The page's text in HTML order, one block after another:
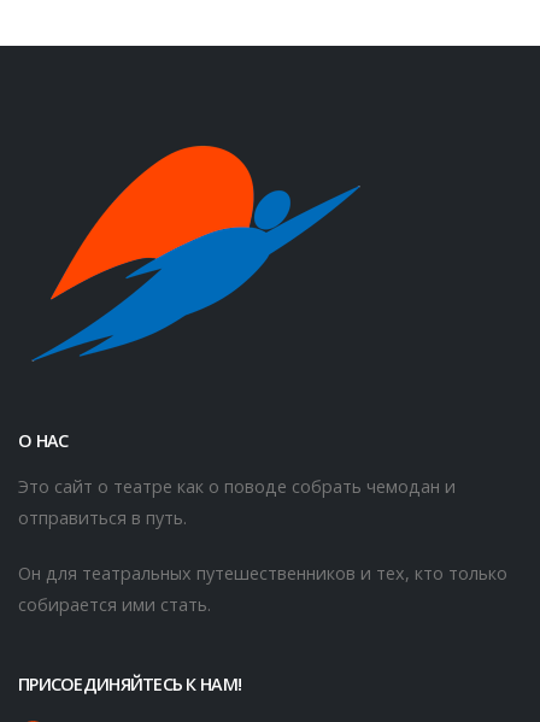
О НАС
Это сайт о театре как о поводе собрать чемодан и
отправиться в путь.
Он для театральных путешественников и тех, кто только
собирается ими стать.
ПРИСОЕДИНЯЙТЕСЬ К НАМ!